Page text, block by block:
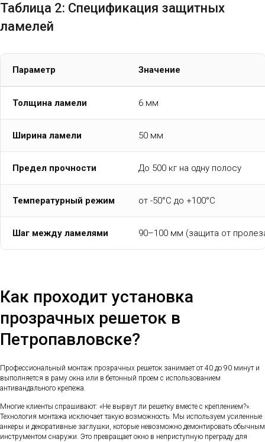
Таблица 2: Спецификация защитных
ламелей
Параметр Значение
Толщина ламели 6 мм
Ширина ламели 50 мм
Предел прочности До 500 кг на одну полосу
Температурный режим от -50°C до +100°C
Шаг между ламелями 90–100 мм (защита от
Как проходит установка
прозрачных решеток в
Петропавловске?
Профессиональный монтаж прозрачных решеток занимает от 40 до 90 минут и
выполняется в раму окна или в бетонный проем с использованием
антивандального крепежа.
Многие клиенты спрашивают: «Не вырвут ли решетку вместе с креплением?».
Технология монтажа исключает такую возможность. Мы используем усиленные
анкеры и декоративные заглушки, которые невозможно демонтировать обычным
инструментом снаружи. Это превращает окно в неприступную преграду для